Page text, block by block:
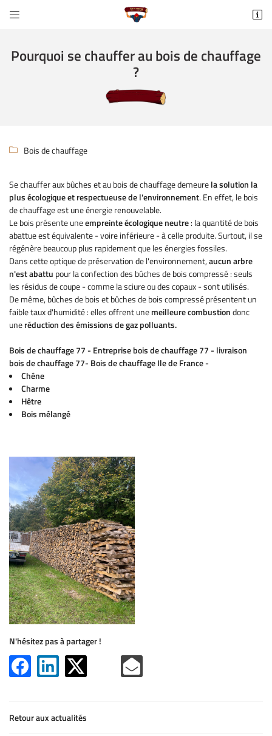

ACCUEIL
DE CHAUFFAGE
- ABATTAGE
VERTS
RÉALISATIONS
ACTUALITÉS

https://maps.app.goo.gl/TyCSKauprCWqeVNU8
06 65 60 65 90
 Adresse email de réception
 Recopier le code ci-contre
Rafraîchir le captcha
En cochant cette case, vous consentez à recevoir nos propositions commerciales à
INSCRIPTION
Pourquoi se chauffer au bois de chauffage
?
 Bois de chauffage
Se chauffer aux bûches et au bois de chauffage demeurelasolution la
plus écologiqueet respectueuse de l'environnement. En effet, le bois
de chauffage est une énergie renouvelable.
Le bois présente uneempreinte écologique neutre: la quantité de bois
abattue est équivalente - voire inférieure - à celle produite. Surtout, il se
régénère beaucoup plus rapidement que les énergies fossiles.
Dans cette optique de préservation de l'environnement,aucun arbre
n'est abattu pour la confection des bûches de bois compressé : seuls
les résidus de coupe - comme la sciure ou des copaux - sont utilisés.
De même, bûches de bois et bûches de bois compressé présentent un
faible taux d'humidité : elles offrent unemeilleure combustiondonc
uneréduction des émissions de gaz polluants.
Bois de chauffage 77 - Entreprise bois de chauffage 77 - livraison
bois de chauffage 77- Bois de chauffage Ile de France -
Chêne
Charme
Hêtre
Bois mélangé
N'hésitez pas à partager !
Retour aux actualités